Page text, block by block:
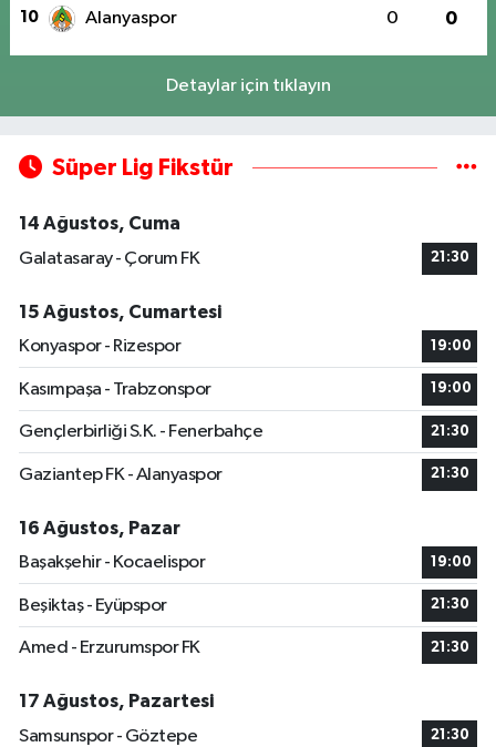
10 Alanyaspor 0 0
Detaylar için tıklayın
Süper Lig Fikstür
14 Ağustos, Cuma
Galatasaray - Çorum FK
21:30
15 Ağustos, Cumartesi
Konyaspor - Rizespor
19:00
Kasımpaşa - Trabzonspor 19:00
Gençlerbirliği S.K. - Fenerbahçe 21:30
Gaziantep FK - Alanyaspor 21:30
16 Ağustos, Pazar
Başakşehir - Kocaelispor
19:00
Beşiktaş - Eyüpspor 21:30
Amed - Erzurumspor FK 21:30
17 Ağustos, Pazartesi
Samsunspor - Göztepe
21:30